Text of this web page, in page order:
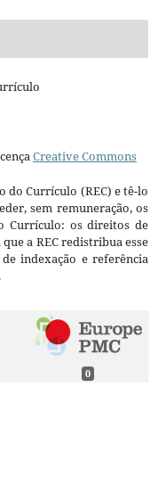
Creative Commons
do Currículo (REC) e tê-lo
sem remuneração, os
Currículo: os direitos de
a REC redistribua esse
indexação e referência
0